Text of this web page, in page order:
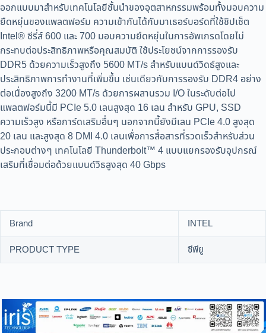
ออกแบบมาสำหรับเทคโนโลยีชั้นนำของอุตสาหกรรมพร้อมทั้งมอบความ
ยืดหยุ่นของแพลตฟอร์ม ความเข้ากันได้กับมาเธอร์บอร์ดที่ใช้ชิปเซ็ต
Intel® ซีรี่ส์ 600 และ 700 มอบความยืดหยุ่นในการอัพเกรดโดยไม่
กระทบต่อประสิทธิภาพหรือคุณสมบัติ ใช้ประโยชน์จากการรองรับ
DDR5 ด้วยความเร็วสูงถึง 5600 MT/s สำหรับแบนด์วิดธ์สูงและ
ประสิทธิภาพการทำงานที่เพิ่มขึ้น เช่นเดียวกับการรองรับ DDR4 อย่าง
ต่อเนื่องสูงถึง 3200 MT/s ด้วยการผสานรวม I/O ในระดับต่อไป
แพลตฟอร์มนี้มี PCIe 5.0 เลนสูงสุด 16 เลน สำหรับ GPU, SSD
ความเร็วสูง หรือการ์ดเสริมอื่นๆ นอกจากนี้ยังมีเลน PCIe 4.0 สูงสุด
20 เลน และสูงสุด 8 DMI 4.0 เลนเพื่อการสื่อสารที่รวดเร็วสำหรับส่วน
ประกอบต่างๆ เทคโนโลยี Thunderbolt™ 4 แบบแยกรองรับอุปกรณ์
เสริมที่เชื่อมต่อด้วยแบนด์วิธสูงสุด 40 Gbps
Brand
INTEL
PRODUCT TYPE
ซีพียู